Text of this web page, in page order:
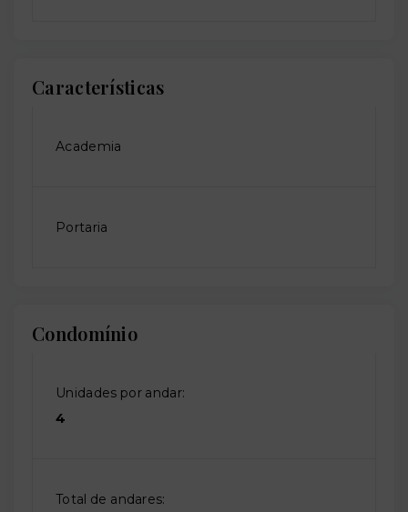
Características
Academia
Portaria
Condomínio
Unidades por andar:
4
Total de andares: